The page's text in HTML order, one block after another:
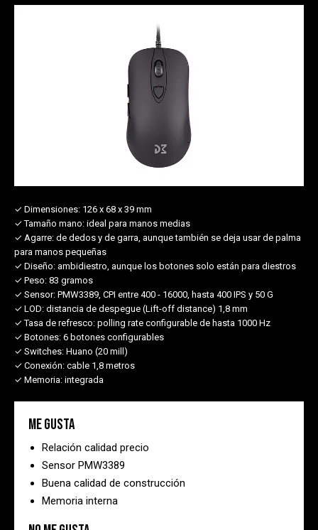
✓ Dimensiones: 126 x 68 x 39 mm
✓ Tamaño mano: ideal para manos medias
✓ Agarre: de dedos y de garra, aunque también se deja usar de palma
para manos pequeñas
✓ Diseño: ambidiestro, aunque los botones solo están para diestros
✓ Peso: 83 gramos
✓ Sensor: PMW3389, CPI entre 400 - 16000, hasta 400 IPS y 50 G
✓ LOD: distancia de despegue (Lift-off distance) 1,8 mm
✓ Tasa de refresco: polling rate configurable de hasta 1000 Hz
✓ Botones: 6 botones configurables
✓ Switches: Huano (20 mill)
✓ Conexión: cable 1,8 metros
✓ Memoria: integrada
Me gusta
Relación calidad precio
Sensor PMW3389
Buena calidad de construcción
Memoria interna